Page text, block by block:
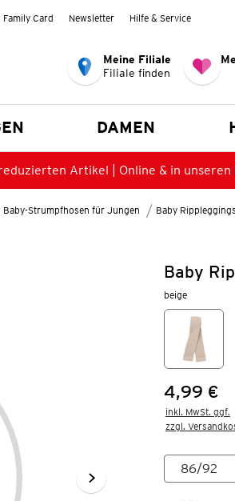
Family Card Newsletter Hilfe & Service
Meine Filiale
Filiale finden
DAMEN
Artikel | Online & in unseren
Baby-Strumpfhosen für Jungen Baby Rippleggings
Baby
beige
Preis:
4,99 €
inkl. MwSt. ggf.
zzgl.